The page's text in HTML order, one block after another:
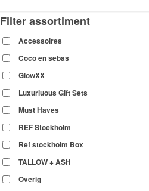
Filter assortiment
Accessoires
Coco en sebas
GlowXX
Luxuriuous Gift Sets
Must Haves
REF Stockholm
Ref stockholm Box
TALLOW + ASH
Overig